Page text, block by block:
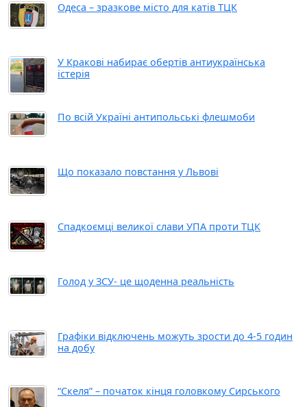
Одеса – зразкове місто для катів ТЦК
У Кракові набирає обертів антиукраїнська
істерія
По всій Україні антипольські флешмоби
Що показало повстання у Львові
Спадкоємці великої слави УПА проти ТЦК
Голод у ЗСУ- це щоденна реальність
Графіки відключень можуть зрости до 4-5 годин
на добу
“Скеля” – початок кінця головкому Сирського